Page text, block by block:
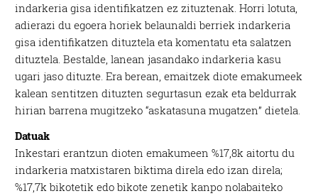
indarkeria gisa identifikatzen ez zituztenak. Horri lotuta,
adierazi du egoera horiek belaunaldi berriek indarkeria
gisa identifikatzen dituztela eta komentatu eta salatzen
dituztela. Bestalde, lanean jasandako indarkeria kasu
ugari jaso dituzte. Era berean, emaitzek diote emakumeek
kalean sentitzen dituzten segurtasun ezak eta beldurrak
hirian barrena mugitzeko “askatasuna mugatzen” dietela.
Datuak
Inkestari erantzun dioten emakumeen %17,8k aitortu du
indarkeria matxistaren biktima direla edo izan direla;
%17,7k bikotetik edo bikote zenetik kanpo nolabaiteko